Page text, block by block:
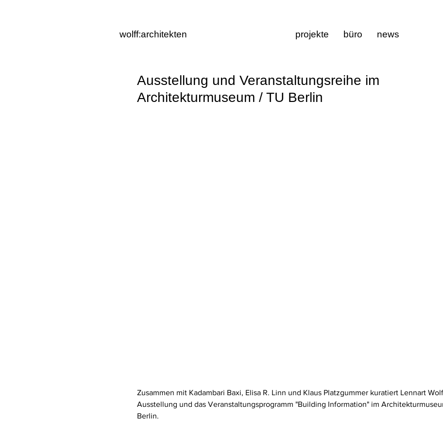
wolff:architekten projekte büro news
Ausstellung und Veranstaltungsreihe im
Architekturmuseum / TU Berlin
Zusammen mit Kadambari Baxi, Elisa R. Linn und Klaus Platzgummer kuratiert Lennart
Ausstellung und das Veranstaltungsprogramm "Building Information" im
Berlin.